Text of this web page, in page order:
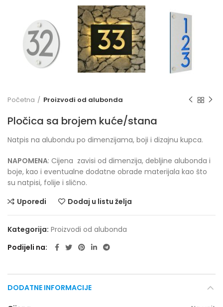
Početna Proizvodi od alubonda
Pločica sa brojem kuće/stana
Natpis na alubondu po dimenzijama, boji i dizajnu kupca.
NAPOMENA: Cijena zavisi od dimenzija, debljine alubonda i
boje, kao i eventualne dodatne obrade materijala kao što
su natpisi, folije i slično.
Uporedi
Dodaj u listu želja
Kategorija: Proizvodi od alubonda
Podijeli na
DODATNE INFORMACIJE